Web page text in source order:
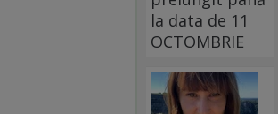
la data de 11
OCTOMBRIE